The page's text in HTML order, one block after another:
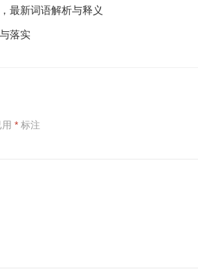
最新词语解析与释义
落实
* 标注